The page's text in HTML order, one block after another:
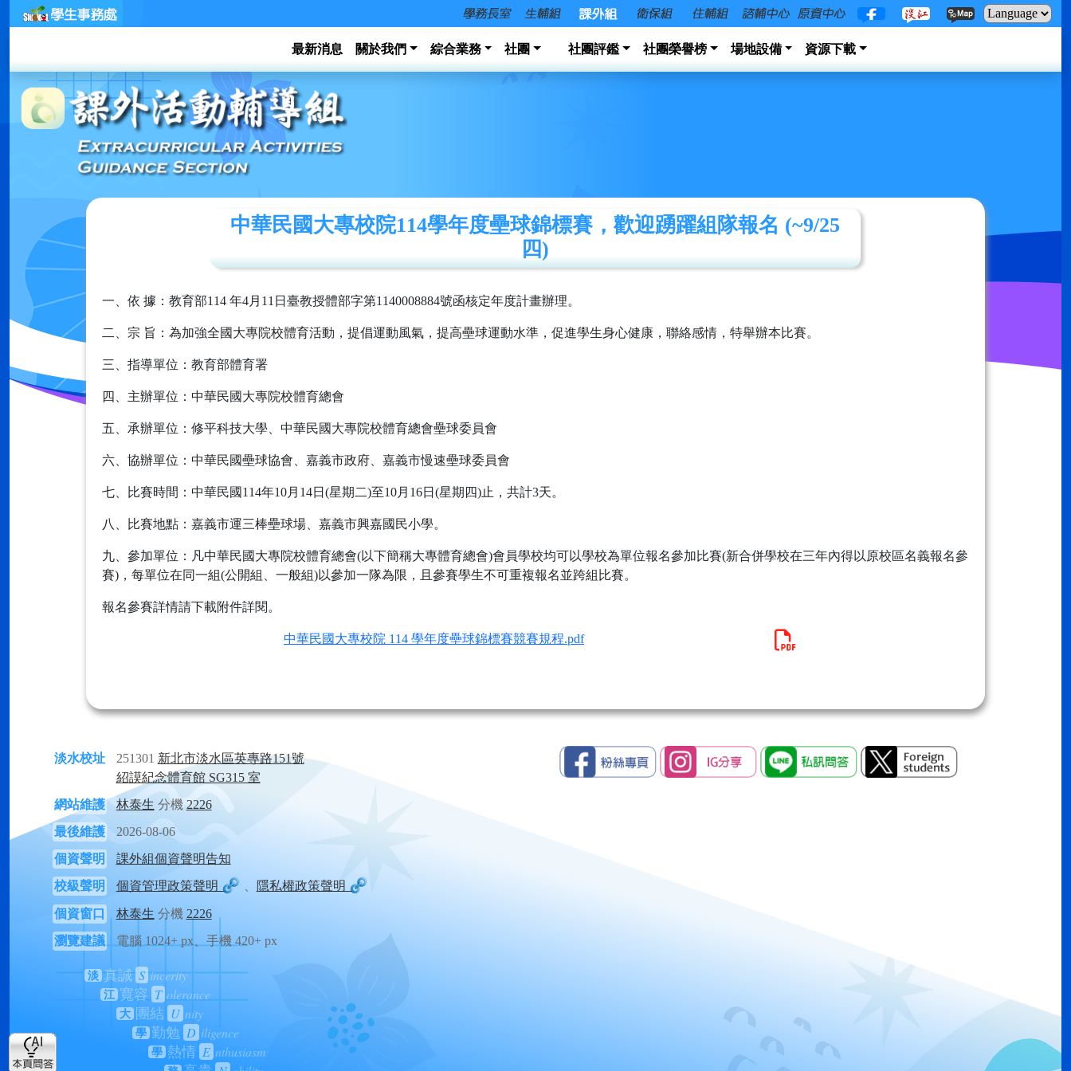
最新消息 關於我們 綜合業務 社團 社團評鑑 社團榮譽榜 場地設備 資源下載
中華民國大專校院114學年度壘球錦標賽，歡迎踴躍組隊報名 (~9/25
四)
一、依 據：教育部114 年4月11日臺教授體部字第1140008884號函核定年度計畫辦理。
二、宗 旨：為加強全國大專院校體育活動，提倡運動風氣，提高壘球運動水準，促進學生身心健康，聯絡感情，特舉辦本比賽。
三、指導單位：教育部體育署
四、主辦單位：中華民國大專院校體育總會
五、承辦單位：修平科技大學、中華民國大專院校體育總會壘球委員會
六、協辦單位：中華民國壘球協會、嘉義市政府、嘉義市慢速壘球委員會
七、比賽時間：中華民國114年10月14日(星期二)至10月16日(星期四)止，共計3天。
八、比賽地點：嘉義市運三棒壘球場、嘉義市興嘉國民小學。
九、參加單位：凡中華民國大專院校體育總會(以下簡稱大專體育總會)會員學校均可以學校為單位報名參加比賽(新合併學校在三年內得以原校區名義報名參
賽)，每單位在同一組(公開組、一般組)以參加一隊為限，且參賽學生不可重複報名並跨組比賽。
報名參賽詳情請下載附件詳閱。
中華民國大專校院 114 學年度壘球錦標賽競賽規程.pdf
淡水校址 251301 新北市淡水區英專路151號
紹謨紀念體育館 SG315 室
網站維護
林泰生 分機 2226
最後維護
2026-08-06
個資聲明
課外組個資聲明告知
校級聲明
個資管理政策聲明 隱私權政策聲明
個資窗口 林泰生 分機 2226
瀏覽建議
電腦 1024+ px、手機 420+ px
淡 真誠 S incerity
江 寬容 T olerance
大 團結 U nity
學 勤勉 D iligence
學 熱情 E nthusiasm